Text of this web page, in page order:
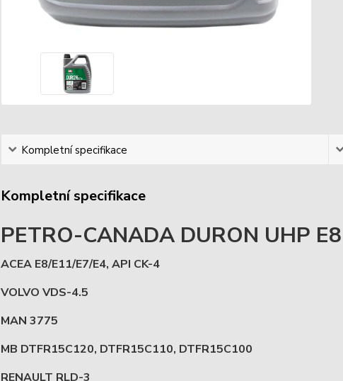
Kompletní specifikace
Kompletní specifikace
PETRO-CANADA DURON UHP
ACEA E8/E11/E7/E4, API CK-4
VOLVO VDS-4.5
MAN 3775
MB DTFR15C120, DTFR15C110, DTFR15C100
RENAULT RLD-3